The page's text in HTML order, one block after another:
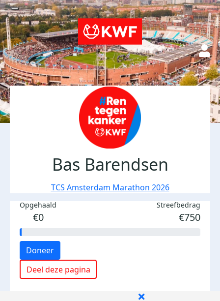
Bas Barendsen
TCS Amsterdam Marathon 2026
Opgehaald
€0
Streefbedrag
€750
Doneer
Deel deze pagina